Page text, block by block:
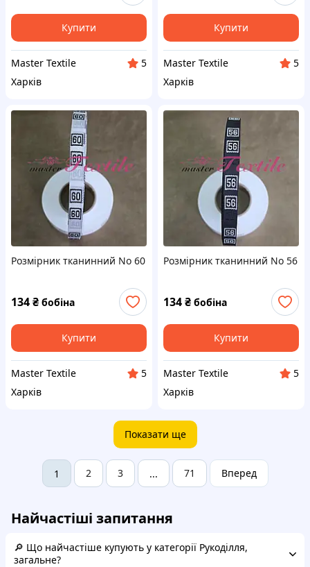
Купити
Master Textile
5
Харків
Купити
Master Textile
5
Харків
Розмірник тканинний No 60
134₴ бобіна
Купити
Master Textile
5
Харків
Розмірник тканинний No 56
134₴ бобіна
Купити
Master Textile
5
Харків
Показати ще
1 2 3 ... 71 Вперед
Найчастіші запитання
🔎 Що найчастіше купують у категорії Рукоділля,
загальне?